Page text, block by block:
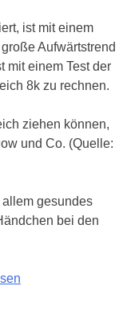
ist mit einem
Aufwärtstrend
mit einem Test der
8k zu rechnen.
ziehen können,
und Co. (Quelle:
gesundes
bei den